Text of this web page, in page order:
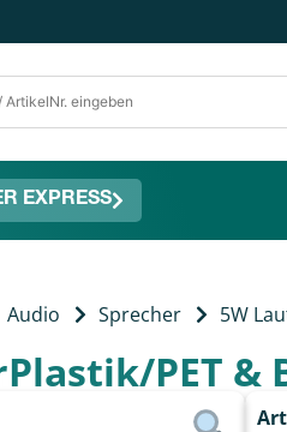
EXPRESS
Audio Sprecher 5W
PET &